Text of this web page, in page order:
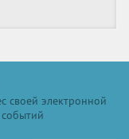
своей электронной